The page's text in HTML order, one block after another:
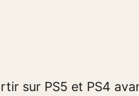
sur PS5 et PS4